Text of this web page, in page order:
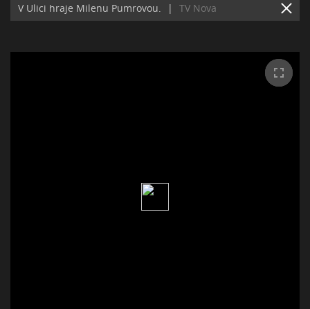
V Ulici hraje Milenu Pumrovou. | TV Nova